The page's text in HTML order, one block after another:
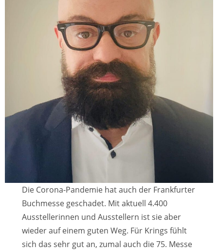
Die Corona-Pandemie hat auch der Frankfurter
Buchmesse geschadet. Mit aktuell 4.400
Ausstellerinnen und Ausstellern ist sie aber
wieder auf einem guten Weg. Für Krings fühlt
sich das sehr gut an, zumal auch die 75. Messe